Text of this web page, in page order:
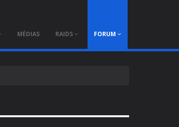
MÉDIAS RAIDS FORUM